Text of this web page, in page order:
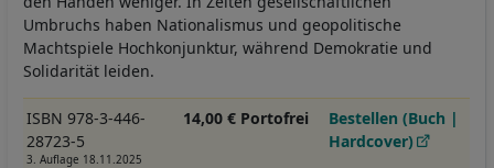
Umbruchs haben Nationalismus und geopolitische
Machtspiele Hochkonjunktur, während Demokratie und
Solidarität leiden.
ISBN 978-3-446-
28723-5
3. Auflage 18.11.2025
14,00 € Portofrei
Bestellen (Buch |
Hardcover)